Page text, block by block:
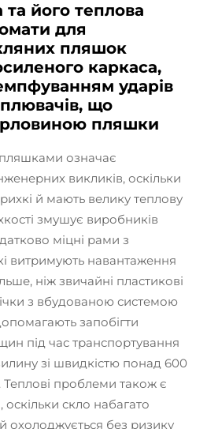
та його теплова
для
пляшок
каркаса,
ударів
що
пляшки
означає
викликів, оскільки
й мають велику теплову
змушує виробників
міцні рами з
витримують навантаження
ніж звичайні пластикові
з вбудованою системою
запобігти
під час транспортування
зі швидкістю понад 600
проблеми також є
скло набагато
охолоджується без ризику